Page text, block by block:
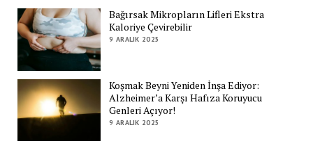
Bağırsak Mikropların Lifleri Ekstra
Kaloriye Çevirebilir
9 ARALIK 2025
Koşmak Beyni Yeniden İnşa Ediyor:
Alzheimer’a Karşı Hafıza Koruyucu
Genleri Açıyor!
9 ARALIK 2025